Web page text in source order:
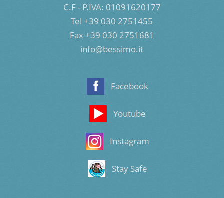
C.F - P.IVA: 01091620177
Tel +39 030 2751455
Fax +39 030 2751681
info@bessimo.it
Facebook
Youtube
Instagram
Stay Safe